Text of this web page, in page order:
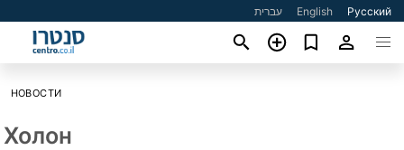
עברית English Русский
НОВОСТИ
Холон